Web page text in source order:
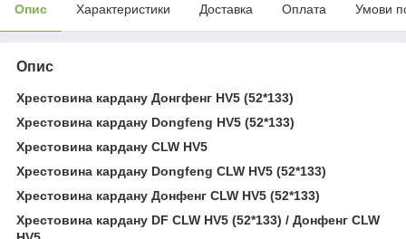
Опис Характеристики Доставка Оплата Умови
Опис
Хрестовина кардану Донгфенг HV5 (52*133)
Хрестовина кардану Dongfeng HV5 (52*133)
Хрестовина кардану CLW HV5
Хрестовина кардану Dongfeng CLW HV5 (52*133)
Хрестовина кардану Донфенг CLW HV5 (52*133)
Хрестовина кардану DF CLW HV5 (52*133) / Донфенг CLW